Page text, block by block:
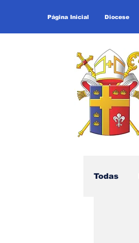
Página Inicial Diocese
Todas